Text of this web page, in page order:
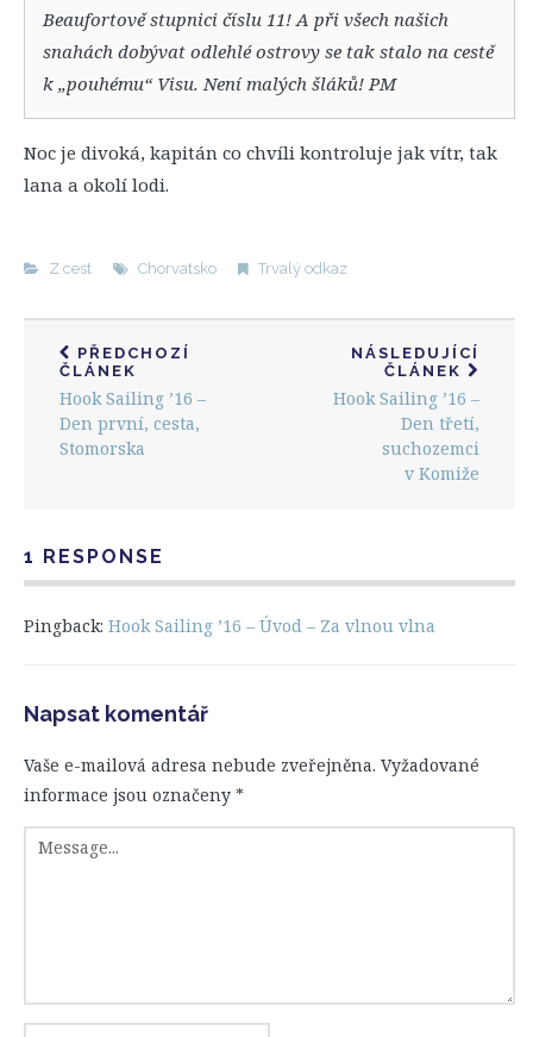
Beaufortově stupnici číslu 11! A při všech našich
snahách dobývat odlehlé ostrovy se tak stalo na cestě
k „pouhému“ Visu. Není malých šláků! PM
Noc je divoká, kapitán co chvíli kontroluje jak vítr, tak
lana a okolí lodi.
Z cest Chorvatsko Trvalý odkaz
PŘEDCHOZÍ
ČLÁNEK
Hook Sailing ’16 –
Den první, cesta,
Stomorska
NÁSLEDUJÍCÍ
ČLÁNEK
Hook Sailing ’16 –
Den třetí,
suchozemci
v Komiže
1 RESPONSE
Pingback: Hook Sailing ’16 – Úvod – Za vlnou vlna
Napsat komentář
Vaše e-mailová adresa nebude zveřejněna. Vyžadované
informace jsou označeny *